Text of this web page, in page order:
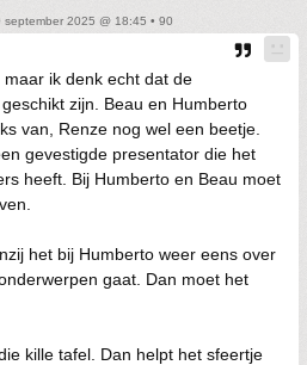
september 2025 @ 18:45 • 90
ik denk echt dat de
zijn. Beau en Humberto
van, Renze nog wel een beetje.
gevestigde presentator die het
heeft. Bij Humberto en Beau moet
het bij Humberto weer eens over
gaat. Dan moet het
kille tafel. Dan helpt het sfeertje